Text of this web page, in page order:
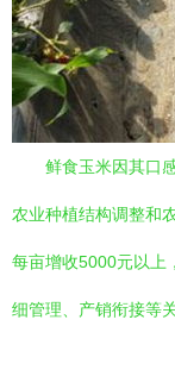
鲜食玉米因其口
农业种植结构调整和
每亩增收5000元以上
细管理、产销衔接等